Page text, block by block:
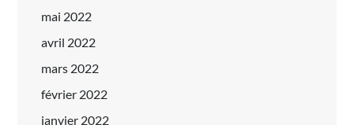
mai 2022
avril 2022
mars 2022
février 2022
janvier 2022